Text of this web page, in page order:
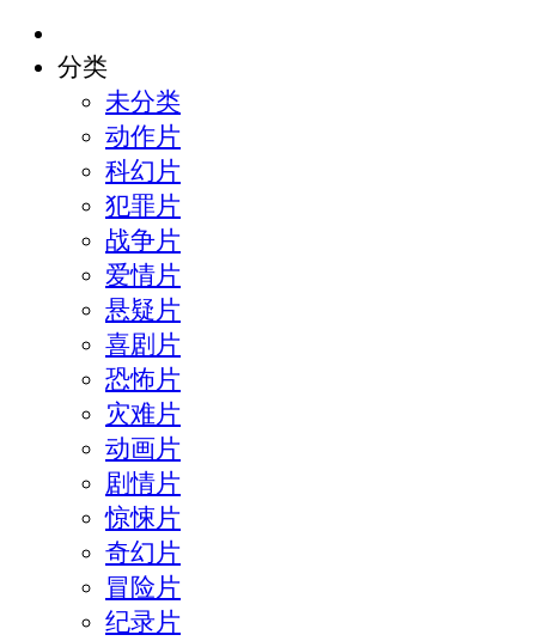
分类
未分类
动作片
科幻片
犯罪片
战争片
爱情片
悬疑片
喜剧片
恐怖片
灾难片
动画片
剧情片
惊悚片
奇幻片
冒险片
纪录片